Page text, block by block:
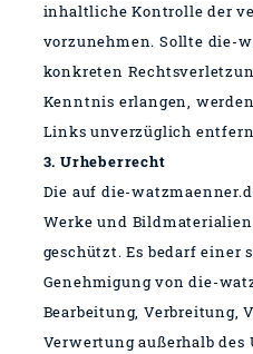
inhaltliche Kontrolle der
vorzunehmen. Sollte die-
konkreten
Kenntnis erlangen,
Links unverzüglich
3. Urheberrecht
Die auf die-
Werke und
geschützt. Es bedarf einer
Genehmigung von die-
Bearbeitung, Verbreitung,
Verwertung außerhalb des